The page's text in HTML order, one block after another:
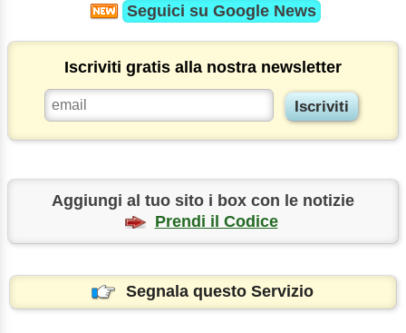
Seguici su Google News
Iscriviti gratis alla nostra newsletter
Aggiungi al tuo sito i box con le notizie
Prendi il Codice
Segnala questo Servizio